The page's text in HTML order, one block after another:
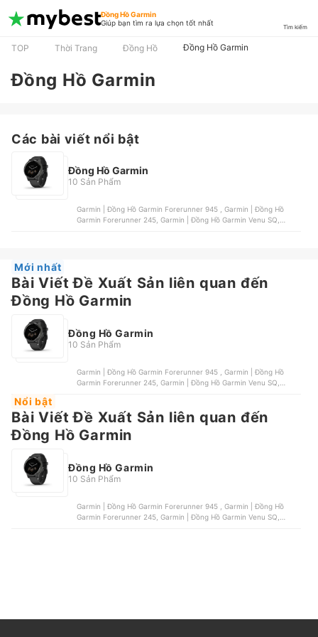
Đồng Hồ Garmin
Giúp bạn tìm ra lựa chọn tốt nhất
Tìm kiếm
TOP Thời Trang Đồng Hồ Đồng Hồ Garmin
Đồng Hồ Garmin
Các bài viết nổi bật
Đồng Hồ Garmin
10 Sản Phẩm
Garmin | Đồng Hồ Garmin Forerunner 945 , Garmin | Đồng Hồ
Garmin Forerunner 245, Garmin | Đồng Hồ Garmin Venu SQ,
Mới nhất
Bài Viết Đề Xuất Sản liên quan đến
Đồng Hồ Garmin
Đồng Hồ Garmin
10 Sản Phẩm
Garmin | Đồng Hồ Garmin Forerunner 945 , Garmin | Đồng Hồ
Garmin Forerunner 245, Garmin | Đồng Hồ Garmin Venu SQ,
Nổi bật
Bài Viết Đề Xuất Sản liên quan đến
Đồng Hồ Garmin
Đồng Hồ Garmin
10 Sản Phẩm
Garmin | Đồng Hồ Garmin Forerunner 945 , Garmin | Đồng Hồ
Garmin Forerunner 245, Garmin | Đồng Hồ Garmin Venu SQ,